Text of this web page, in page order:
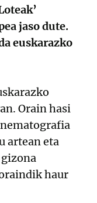
jaso dute.
euskarazko
Orain hasi
artean eta
haur